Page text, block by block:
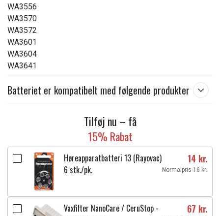
WA3556
WA3570
WA3572
WA3601
WA3604
WA3641
Batteriet er kompatibelt med følgende produkter
Tilføj nu – få
15% Rabat
Høreapparatbatteri 13 (Rayovac)
6 stk./pk.
14 kr.
Normalpris 16 kr.
Vaxfilter NanoCare / CeruStop -
67 kr.